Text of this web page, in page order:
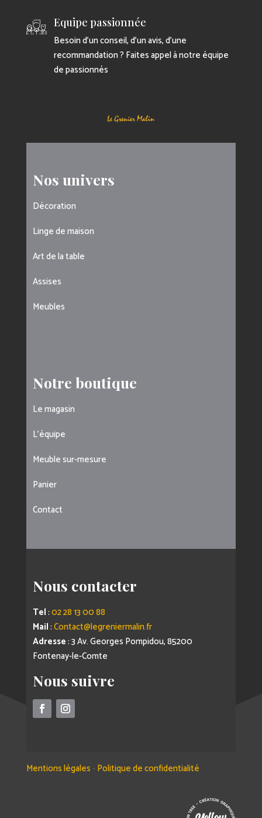
Equipe passionnée
Besoin d’un conseil, d’un avis, d’une
recommandation ? Faites appel à notre équipe
de passionnés
Nos univers
Décoration
Linge de maison
Art de la table
Assises
Meubles
Notre boutique
Le magasin
L’équipe
Meuble sur-mesure
Panier
Contact
Nous contacter
Tel:02 28 13 00 88
Mail:Contact@legreniermalin.fr
Adresse: 3 Av. Georges Pompidou, 85200
Fontenay-le-Comte
Nous suivre
Mentions légales - Politique de confidentialité